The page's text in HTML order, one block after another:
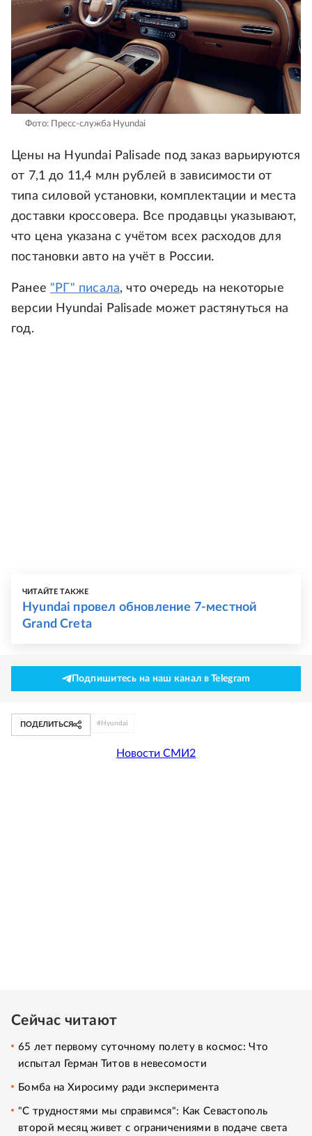
Фото: Пресс-служба Hyundai
Цены на Hyundai Palisade под заказ варьируются
от 7,1 до 11,4 млн рублей в зависимости от
типа силовой установки, комплектации и места
доставки кроссовера. Все продавцы указывают,
что цена указана с учётом всех расходов для
постановки авто на учёт в России.
Ранее "РГ" писала, что очередь на некоторые
версии Hyundai Palisade может растянуться на
год.
ЧИТАЙТЕ ТАКЖЕ
Hyundai провел обновление 7-местной
Grand Creta
Подпишитесь на наш канал в Telegram
ПОДЕЛИТЬСЯ # Hyundai
Новости СМИ2
Сейчас читают
65 лет первому суточному полету в космос: Что
испытал Герман Титов в невесомости
Бомба на Хиросиму ради эксперимента
"С трудностями мы справимся": Как Севастополь
второй месяц живет с ограничениями в подаче света